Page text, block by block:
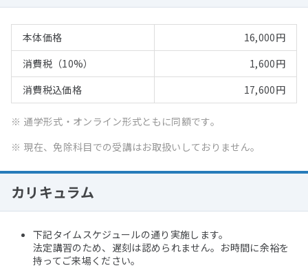
本体価格
16,000円
消費税（10%）
1,600円
消費税込価格
17,600円
※ 通学形式・オンライン形式ともに同額です。
※ 現在、免除科目での受講はお取扱いしておりません。
カリキュラム
下記タイムスケジュールの通り実施します。
法定講習のため、遅刻は認められません。お時間に余裕を
持ってご来場ください。